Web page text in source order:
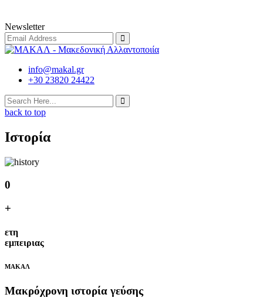
Newsletter
info@makal.gr
+30 23820 24422
back to top
Ιστορία
0
+
ετη
εμπειριας
ΜΑΚΑΛ
Μακρόχρονη ιστορία γεύσης